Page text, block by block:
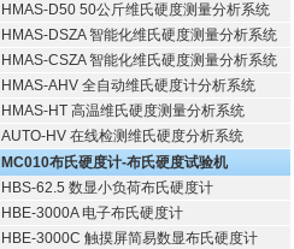
HMAS-D50 50公斤维氏硬度测量分析系统
HMAS-DSZA 智能化维氏硬度测量分析系统
HMAS-CSZA 智能化维氏硬度测量分析系统
HMAS-AHV 全自动维氏硬度计分析系统
HMAS-HT 高温维氏硬度测量分析系统
AUTO-HV 在线检测维氏硬度分析系统
MC010布氏硬度计-布氏硬度试验机
HBS-62.5 数显小负荷布氏硬度计
HBE-3000A 电子布氏硬度计
HBE-3000C 触摸屏简易数显布氏硬度计